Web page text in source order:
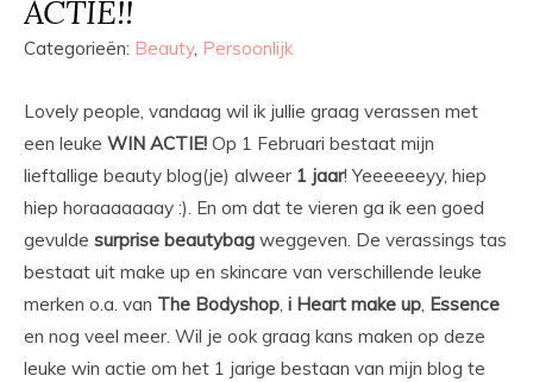
ACTIE!!
Categorieën: Beauty, Persoonlijk
Lovely people, vandaag wil ik jullie graag verassen met
een leuke WIN ACTIE! Op 1 Februari bestaat mijn
lieftallige beauty blog(je) alweer 1 jaar! Yeeeeeeyy, hiep
hiep horaaaaaaay :). En om dat te vieren ga ik een goed
gevulde surprise beautybag weggeven. De verassings tas
bestaat uit make up en skincare van verschillende leuke
merken o.a. van The Bodyshop, i Heart make up, Essence
en nog veel meer. Wil je ook graag kans maken op deze
leuke win actie om het 1 jarige bestaan van mijn blog te